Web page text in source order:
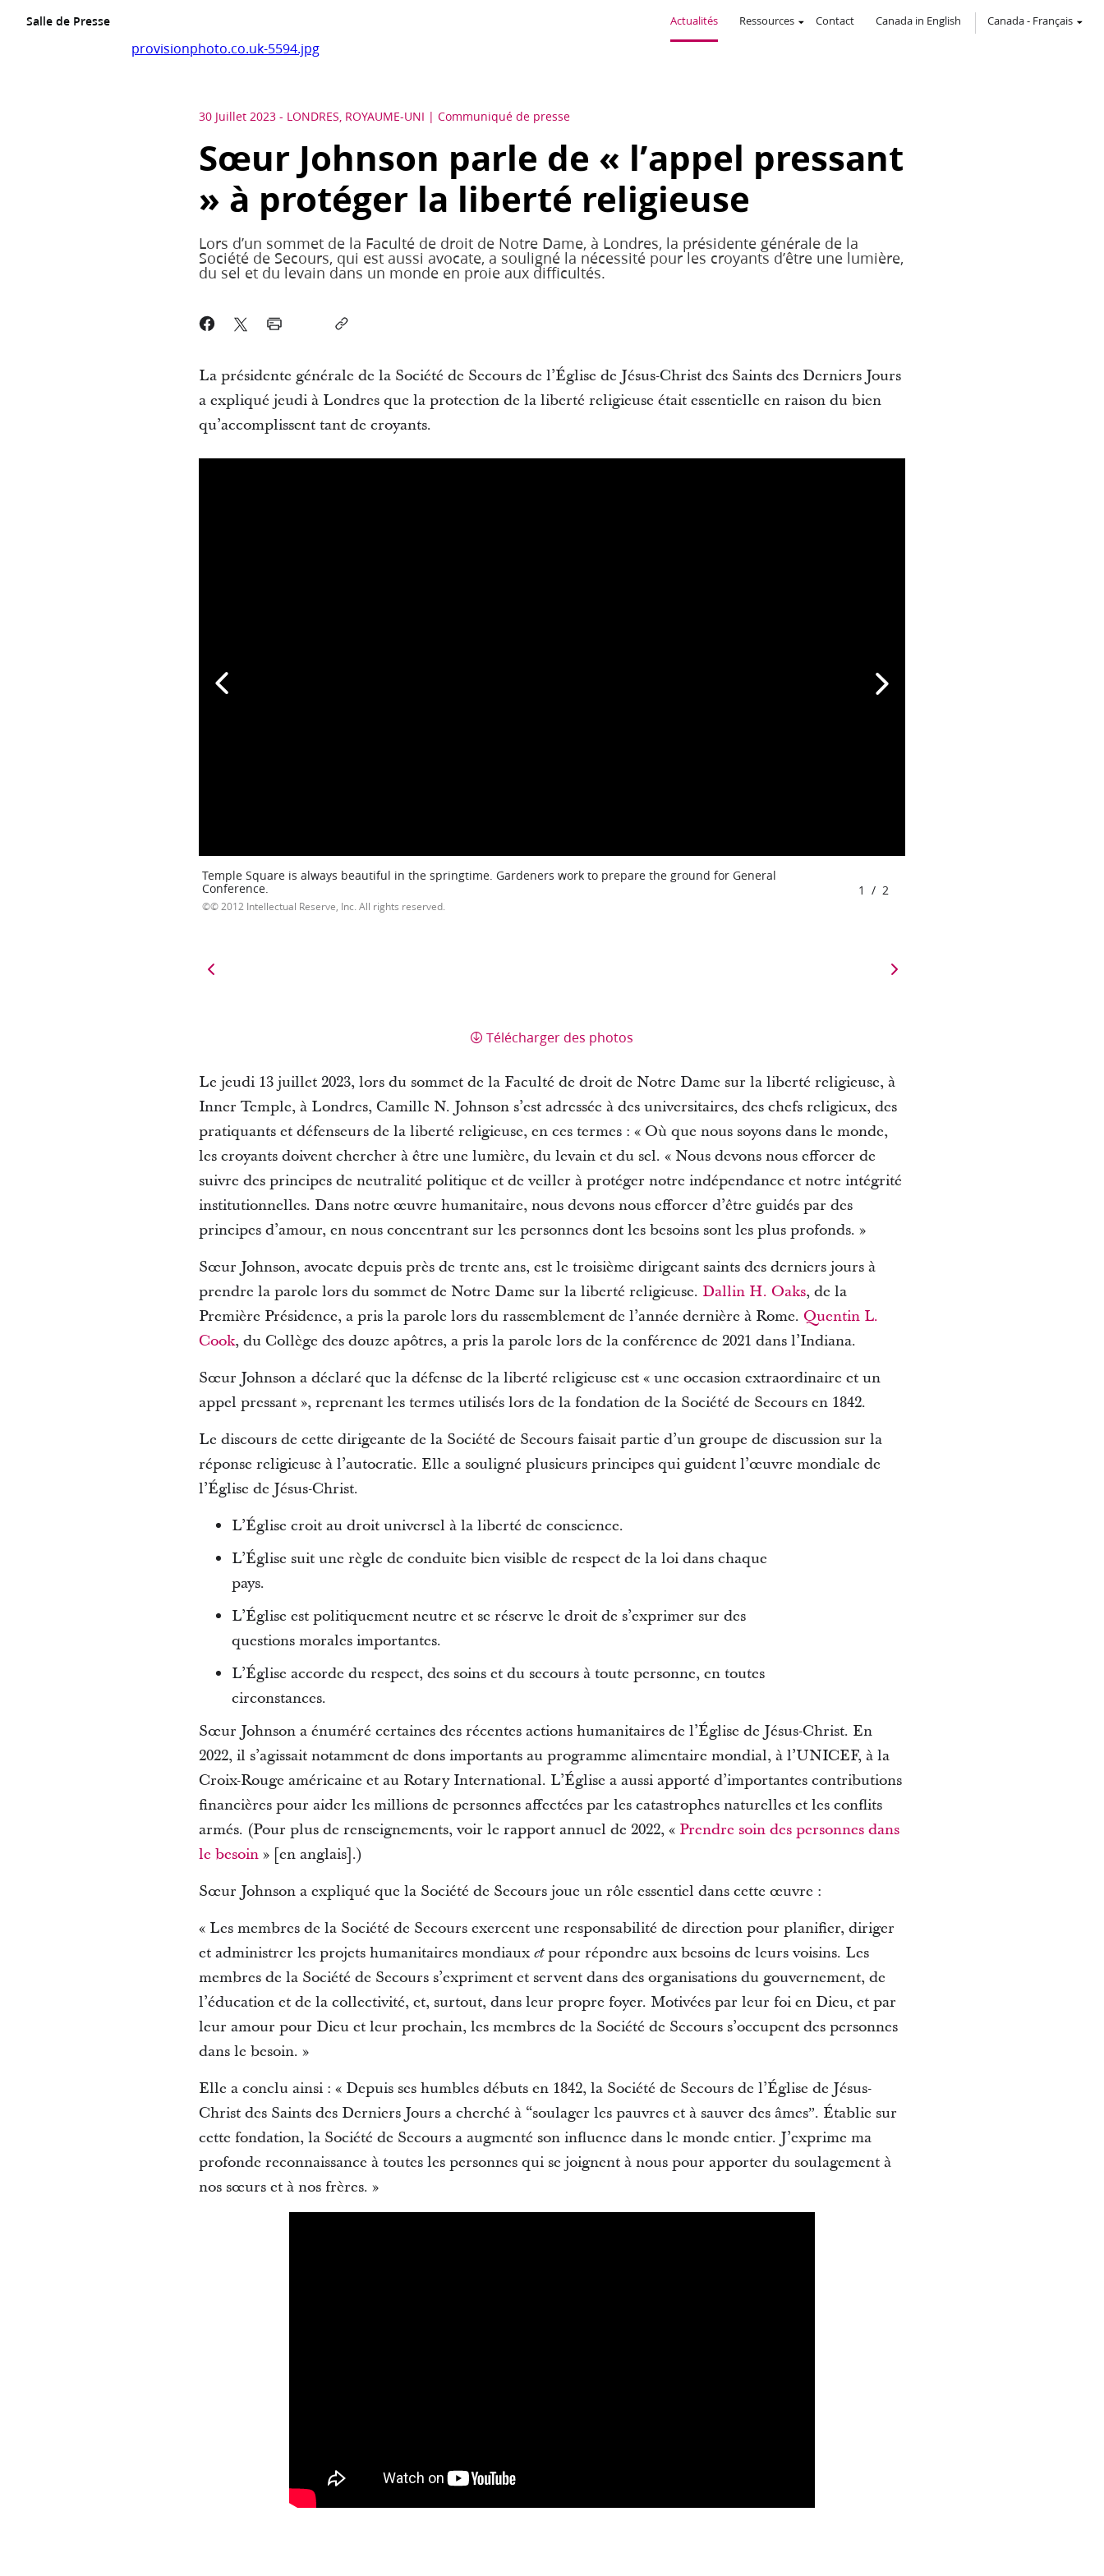
Salle de Presse Actualités Ressources Contact Canada in English Canada- Français
provisionphoto.co.uk-5594.jpg
30 Juillet 2023 - LONDRES, ROYAUME-UNI Communiqué de presse
Sœur Johnson parle de « l’appel pressant
» à protéger la liberté religieuse
Lors d’un sommet de la Faculté de droit de Notre Dame, à Londres, la présidente générale de la
Société de Secours, qui est aussi avocate, a souligné la nécessité pour les croyants d’être une lumière,
du sel et du levain dans un monde en proie aux difficultés.
La présidente générale de la Société de Secours de l’Église de Jésus-Christ des Saints des Derniers Jours
a expliqué jeudi à Londres que la protection de la liberté religieuse était essentielle en raison du bien
qu’accomplissent tant de croyants.
Temple Square is always beautiful in the springtime. Gardeners work to prepare the ground for General
Conference.
© 2012 Intellectual Reserve, Inc. All rights reserved.
1 / 2
Télécharger des photos
Le jeudi 13 juillet 2023, lors du sommet de la Faculté de droit de Notre Dame sur la liberté religieuse, à
Inner Temple, à Londres, Camille N. Johnson s’est adressée à des universitaires, des chefs religieux, des
pratiquants et défenseurs de la liberté religieuse, en ces termes : « Où que nous soyons dans le monde,
les croyants doivent chercher à être une lumière, du levain et du sel. « Nous devons nous efforcer de
suivre des principes de neutralité politique et de veiller à protéger notre indépendance et notre intégrité
institutionnelles. Dans notre œuvre humanitaire, nous devons nous efforcer d’être guidés par des
principes d’amour, en nous concentrant sur les personnes dont les besoins sont les plus profonds. »
Sœur Johnson, avocate depuis près de trente ans, est le troisième dirigeant saints des derniers jours à
prendre la parole lors du sommet de Notre Dame sur la liberté religieuse. Dallin H. Oaks, de la
Première Présidence, a pris la parole lors du rassemblement de l’année dernière à Rome. Quentin L.
Cook, du Collège des douze apôtres, a pris la parole lors de la conférence de 2021 dans l’Indiana.
Sœur Johnson a déclaré que la défense de la liberté religieuse est « une occasion extraordinaire et un
appel pressant », reprenant les termes utilisés lors de la fondation de la Société de Secours en 1842.
Le discours de cette dirigeante de la Société de Secours faisait partie d’un groupe de discussion sur la
réponse religieuse à l’autocratie. Elle a souligné plusieurs principes qui guident l’œuvre mondiale de
l’Église de Jésus-Christ.
L’Église croit au droit universel à la liberté de conscience.
L’Église suit une règle de conduite bien visible de respect de la loi dans chaque
pays.
L’Église est politiquement neutre et se réserve le droit de s’exprimer sur des
questions morales importantes.
L’Église accorde du respect, des soins et du secours à toute personne, en toutes
circonstances.
Sœur Johnson a énuméré certaines des récentes actions humanitaires de l’Église de Jésus-Christ. En
2022, il s’agissait notamment de dons importants au programme alimentaire mondial, à l’UNICEF, à la
Croix-Rouge américaine et au Rotary International. L’Église a aussi apporté d’importantes contributions
financières pour aider les millions de personnes affectées par les catastrophes naturelles et les conflits
armés. (Pour plus de renseignements, voir le rapport annuel de 2022, « Prendre soin des personnes dans
le besoin» [en anglais].)
Sœur Johnson a expliqué que la Société de Secours joue un rôle essentiel dans cette œuvre :
« Les membres de la Société de Secours exercent une responsabilité de direction pour planifier, diriger
et administrer les projets humanitaires mondiaux etpour répondre aux besoins de leurs voisins. Les
membres de la Société de Secours s’expriment et servent dans des organisations du gouvernement, de
l’éducation et de la collectivité, et, surtout, dans leur propre foyer. Motivées par leur foi en Dieu, et par
leur amour pour Dieu et leur prochain, les membres de la Société de Secours s’occupent des personnes
dans le besoin. »
Elle a conclu ainsi : « Depuis ses humbles débuts en 1842, la Société de Secours de l’Église de Jésus-
Christ des Saints des Derniers Jours a cherché à “soulager les pauvres et à sauver des âmesˮ. Établie sur
cette fondation, la Société de Secours a augmenté son influence dans le monde entier. J’exprime ma
profonde reconnaissance à toutes les personnes qui se joignent à nous pour apporter du soulagement à
nos sœurs et à nos frères. »